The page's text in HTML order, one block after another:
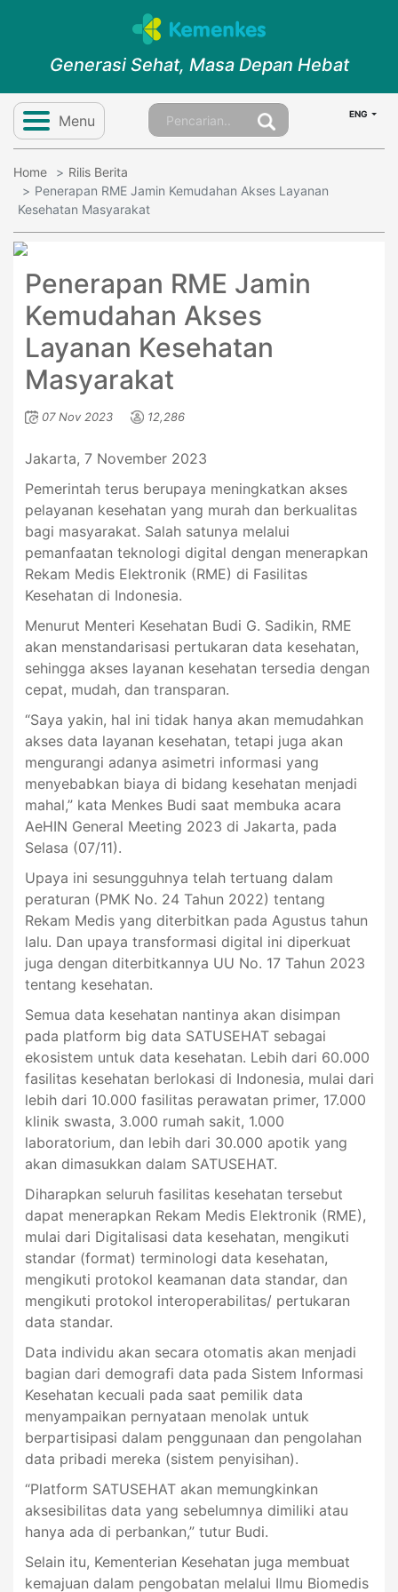
Generasi Sehat, Masa Depan Hebat
Menu ENG
Home
Rilis Berita
Penerapan RME Jamin Kemudahan Akses Layanan
Kesehatan Masyarakat
Penerapan RME Jamin
Kemudahan Akses
Layanan Kesehatan
Masyarakat
07 Nov 2023 12,286
Jakarta, 7 November 2023
Pemerintah terus berupaya meningkatkan akses
pelayanan kesehatan yang murah dan berkualitas
bagi masyarakat. Salah satunya melalui
pemanfaatan teknologi digital dengan menerapkan
Rekam Medis Elektronik (RME) di Fasilitas
Kesehatan di Indonesia.
Menurut Menteri Kesehatan Budi G. Sadikin, RME
akan menstandarisasi pertukaran data kesehatan,
sehingga akses layanan kesehatan tersedia dengan
cepat, mudah, dan transparan.
“Saya yakin, hal ini tidak hanya akan memudahkan
akses data layanan kesehatan, tetapi juga akan
mengurangi adanya asimetri informasi yang
menyebabkan biaya di bidang kesehatan menjadi
mahal,” kata Menkes Budi saat membuka acara
AeHIN General Meeting 2023 di Jakarta, pada
Selasa (07/11).
Upaya ini sesungguhnya telah tertuang dalam
peraturan (PMK No. 24 Tahun 2022) tentang
Rekam Medis yang diterbitkan pada Agustus tahun
lalu. Dan upaya transformasi digital ini diperkuat
juga dengan diterbitkannya UU No. 17 Tahun 2023
tentang kesehatan.
Semua data kesehatan nantinya akan disimpan
pada platform big data SATUSEHAT sebagai
ekosistem untuk data kesehatan. Lebih dari 60.000
fasilitas kesehatan berlokasi di Indonesia, mulai dari
lebih dari 10.000 fasilitas perawatan primer, 17.000
klinik swasta, 3.000 rumah sakit, 1.000
laboratorium, dan lebih dari 30.000 apotik yang
akan dimasukkan dalam SATUSEHAT.
Diharapkan seluruh fasilitas kesehatan tersebut
dapat menerapkan Rekam Medis Elektronik (RME),
mulai dari Digitalisasi data kesehatan, mengikuti
standar (format) terminologi data kesehatan,
mengikuti protokol keamanan data standar, dan
mengikuti protokol interoperabilitas/ pertukaran
data standar.
Data individu akan secara otomatis akan menjadi
bagian dari demografi data pada Sistem Informasi
Kesehatan kecuali pada saat pemilik data
menyampaikan pernyataan menolak untuk
berpartisipasi dalam penggunaan dan pengolahan
data pribadi mereka (sistem penyisihan).
“Platform SATUSEHAT akan memungkinkan
aksesibilitas data yang sebelumnya dimiliki atau
hanya ada di perbankan,” tutur Budi.
Selain itu, Kementerian Kesehatan juga membuat
kemajuan dalam pengobatan melalui Ilmu Biomedis